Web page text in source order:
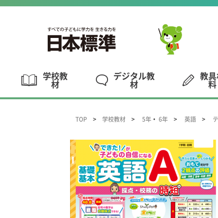
学校教
材
デジタル教
材
教具
料
TOP 学校教材 5年 ・ 6年 英語